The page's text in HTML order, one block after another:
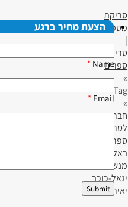
סריקת
מסמכים
|
סריקת
ספרים
»
Tag
»
חברה
לסריקת
ספרים
באלפי
מנשה-צור
יגאל-כוכב
יאיר
הצעת מחיר ברגע
Name
*
Email
*